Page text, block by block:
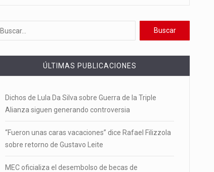
ÚLTIMAS PUBLICACIONES
Dichos de Lula Da Silva sobre Guerra de la Triple
Alianza siguen generando controversia
“Fueron unas caras vacaciones” dice Rafael Filizzola
sobre retorno de Gustavo Leite
MEC oficializa el desembolso de becas de